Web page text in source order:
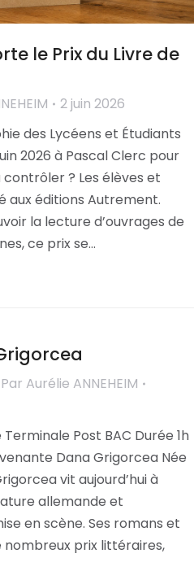
le Prix du Livre de
2 juin 2026
des Lycéens et Étudiants
2026 à Pascal Clerc pour
? Les élèves et
aux éditions Autrement.
la lecture d’ouvrages de
ce prix se…
Par Aurélie ANNEHEIM
Post BAC Durée 1h
Dana Grigorcea Née
vit aujourd’hui à
allemande et
en scène. Ses romans et
prix littéraires,